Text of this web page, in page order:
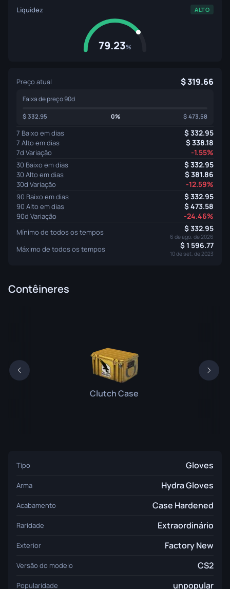
Liquidez ALTO
79.23%
Preço atual 319.66
Faixa de preço 90d
332.95 0% 473.58
7 Baixo em dias 332.95
7 Alto em dias 338.18
7d Variação -1.55%
30 Baixo em dias 332.95
30 Alto em dias 381.86
30d Variação -12.59%
90 Baixo em dias 332.95
90 Alto em dias 473.58
90d Variação -24.46%
Mínimo de todos os tempos 332.95
6 de ago. de 2026
Máximo de todos os tempos 1 596.77
10 de set. de 2023
Contêineres
Clutch Case
Tipo Gloves
Arma Hydra Gloves
Acabamento Case Hardened
Raridade Extraordinário
Exterior Factory New
Versão do modelo CS2
Popularidade unpopular